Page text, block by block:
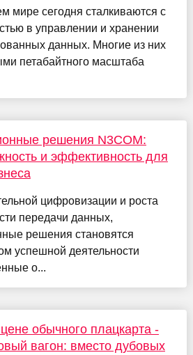
мире сегодня сталкиваются с
в управлении и хранении
данных. Многие из них
петабайтного масштаба
решения N3COM:
и эффективность для
цифровизации и роста
передачи данных,
решения становятся
успешной деятельности
о...
обычного плацкарта -
вагон: вместо дубовых